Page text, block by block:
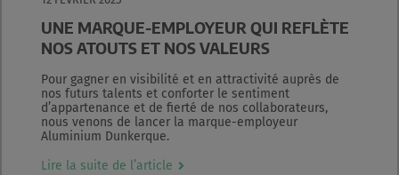
UNE MARQUE-EMPLOYEUR QUI REFLÈTE
NOS ATOUTS ET NOS VALEURS
Pour gagner en visibilité et en attractivité auprès de
nos futurs talents et conforter le sentiment
d’appartenance et de fierté de nos collaborateurs,
nous venons de lancer la marque-employeur
Aluminium Dunkerque.
Lire la suite de l’article